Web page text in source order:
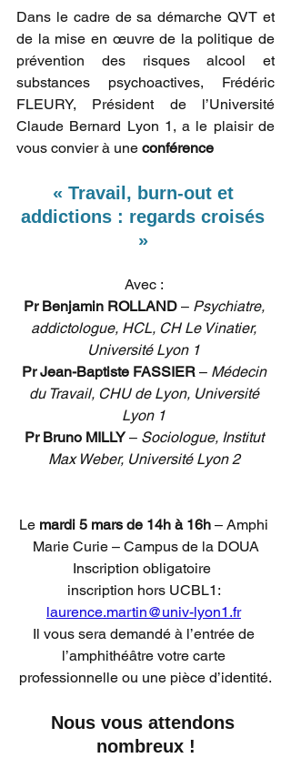
Dans le cadre de sa démarche QVT et
de la mise en œuvre de la politique de
prévention des risques alcool et
substances psychoactives, Frédéric
FLEURY, Président de l’Université
Claude Bernard Lyon 1, a le plaisir de
vous convier à une conférence
« Travail, burn-out et
addictions : regards croisés
»
Avec :
Pr Benjamin ROLLAND – Psychiatre,
addictologue, HCL, CH Le Vinatier,
Université Lyon 1
Pr Jean-Baptiste FASSIER – Médecin
du Travail, CHU de Lyon, Université
Lyon 1
Pr Bruno MILLY – Sociologue, Institut
Max Weber, Université Lyon 2
Le mardi 5 mars de 14h à 16h – Amphi
Marie Curie – Campus de la DOUA
Inscription obligatoire
inscription hors UCBL1:
laurence.martin@univ-lyon1.fr
Il vous sera demandé à l’entrée de
l’amphithéâtre votre carte
professionnelle ou une pièce d’identité.
Nous vous attendons
nombreux !